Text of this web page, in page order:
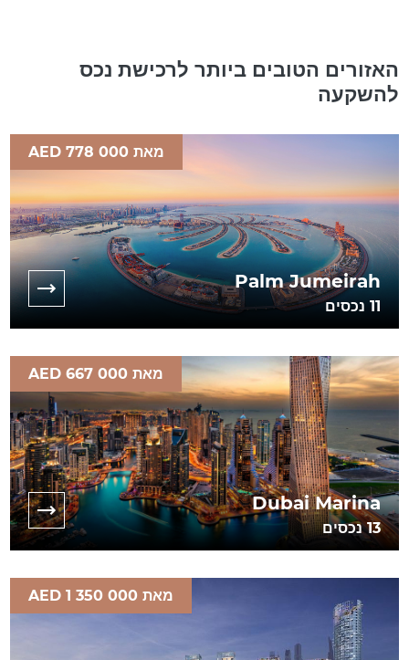
האזורים הטובים ביותר לרכישת נכס
להשקעה
מאת AED 778 000
Palm Jumeirah
11 נכסים
מאת AED 667 000
Dubai Marina
13נכסים
מאת AED 1 350 000